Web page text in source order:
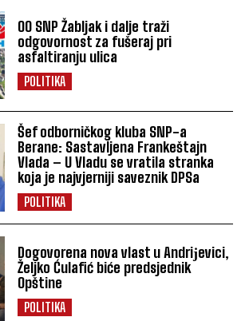
OO SNP Žabljak i dalje traži
odgovornost za fušeraj pri
asfaltiranju ulica
POLITIKA
Šef odborničkog kluba SNP-a
Berane: Sastavljena Frankeštajn
Vlada – U Vladu se vratila stranka
koja je najvjerniji saveznik DPSa
POLITIKA
Dogovorena nova vlast u Andriјevici,
Željko Ćulafić biće predsjednik
Opštine
POLITIKA